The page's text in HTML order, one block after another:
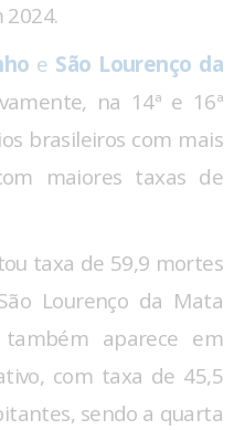
e São Lourenço da
na 14ª e 16ª
brasileiros com mais
maiores taxas de
taxa de 59,9 mortes
Lourenço da Mata
aparece em
com taxa de 45,5
sendo a quarta